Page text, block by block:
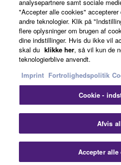
Business
Kontakt osBetingelser
© Yamaha
analysepartnere samt sociale
"Accepter alle cookies"
andre teknologier. Klik på
flere oplysninger om brugen af
dine indstillinger. Hvis du ikke vil
skal du klikke her, så vil kun de
teknologierblive anvendt.
Imprint Fortrolighedspolitik
Cookie -
Afvis
Accepter